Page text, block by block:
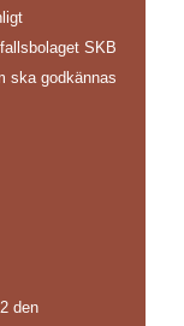
SKB
ska godkännas
den